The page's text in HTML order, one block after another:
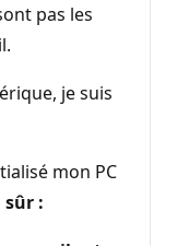
pas les
je suis
mon PC
sûr :